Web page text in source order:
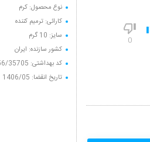
نوع محصول: کرم
کارائی: ترمیم کننده
سایز: 10 گرم
کشور سازنده: ایران
کد بهداشتی: 56/35705
تاریخ انقضا: 1406/05
0